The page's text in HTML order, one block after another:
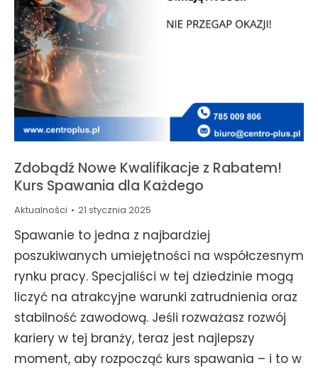
Zdobądź Nowe Kwalifikacje z Rabatem!
Kurs Spawania dla Każdego
Aktualności 21 stycznia 2025
Spawanie to jedna z najbardziej
poszukiwanych umiejętności na współczesnym
rynku pracy. Specjaliści w tej dziedzinie mogą
liczyć na atrakcyjne warunki zatrudnienia oraz
stabilność zawodową. Jeśli rozważasz rozwój
kariery w tej branży, teraz jest najlepszy
moment, aby rozpocząć kurs spawania – i to w